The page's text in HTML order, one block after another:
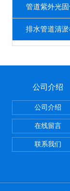
管道紫外光固
排水管道清淤
公司介绍
公司介绍
在线留言
联系我们